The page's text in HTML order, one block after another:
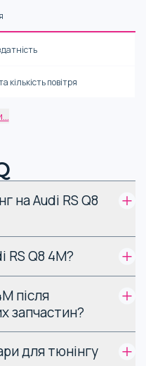
кількість повітря
впуску, стійкість до детонації
на
адаптації ЕБУ двигуна
видів
на Audi RS Q8
RS Q8 4M?
після
запчастин?
для тюнінгу